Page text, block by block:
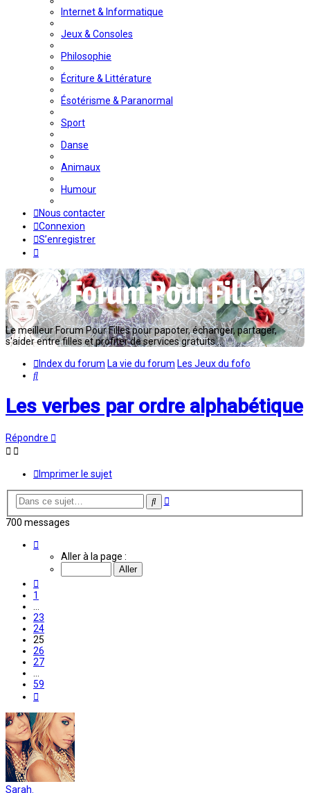
Internet & Informatique
Jeux & Consoles
Philosophie
Écriture & Littérature
Ésotérisme & Paranormal
Sport
Danse
Animaux
Humour
Nous contacter
Connexion
S’enregistrer
Le meilleur Forum Pour Filles pour papoter, échanger, partager,
s'aider entre filles et profiter de services gratuits...
Index du forum La vie du forum Les Jeux du fofo
Rechercher
Les verbes par ordre alphabétique
Répondre
Imprimer le sujet
Rechercher
Recherche
700 messages
Aller à la page :
1
23
24
25
26
27
59
Sarah.